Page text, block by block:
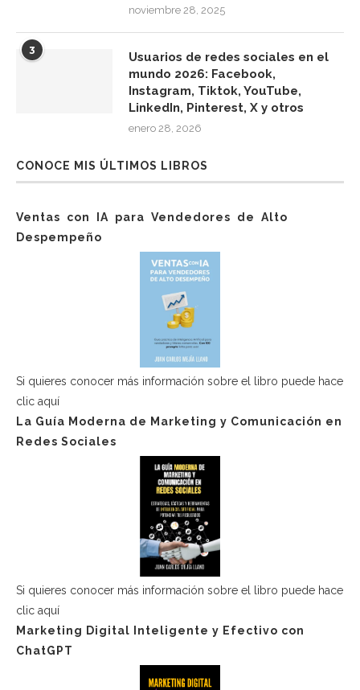
noviembre 28, 2025
3
Usuarios de redes sociales en el
mundo 2026: Facebook,
Instagram, Tiktok, YouTube,
LinkedIn, Pinterest, X y otros
enero 28, 2026
CONOCE MIS ÚLTIMOS LIBROS
Ventas con IA para Vendedores de Alto
Despempeño
Si quieres conocer más información sobre el libro puede hace
clic aquí
La Guía Moderna de Marketing y Comunicación en
Redes Sociales
Si quieres conocer más información sobre el libro puede hace
clic aquí
Marketing Digital Inteligente y Efectivo con
ChatGPT